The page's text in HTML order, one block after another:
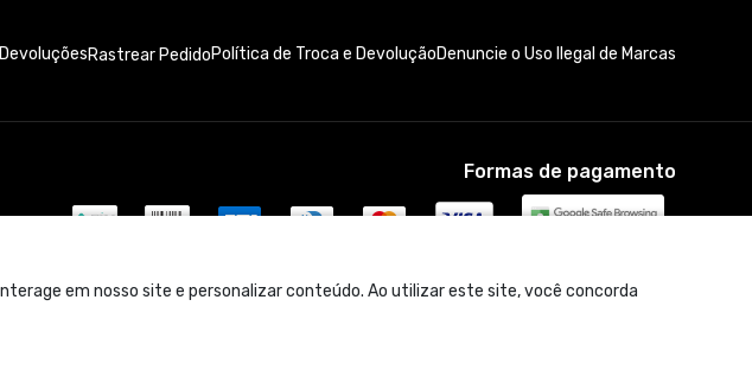
em nosso site e personalizar conteúdo. Ao utilizar este site, você concorda
Rastrear PedidoPolítica de Troca e DevoluçãoDenuncie o Uso Ilegal de Marcas
Formas de pagamento